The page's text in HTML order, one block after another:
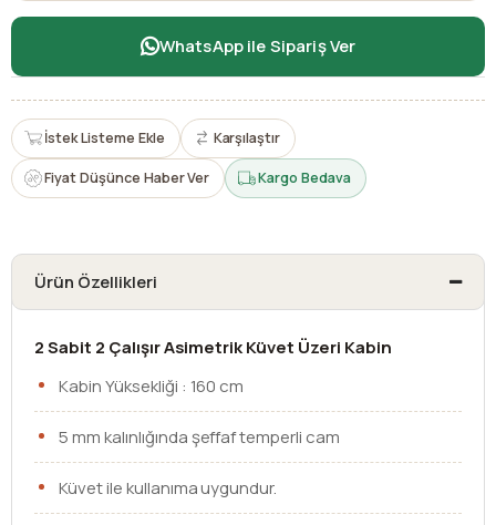
WhatsApp ile Sipariş Ver
İstek Listeme Ekle Karşılaştır
Fiyat Düşünce Haber Ver Kargo Bedava
Ürün Özellikleri
2 Sabit 2 Çalışır Asimetrik Küvet Üzeri Kabin
Kabin Yüksekliği : 160 cm
5 mm kalınlığında şeffaf temperli cam
Küvet ile kullanıma uygundur.